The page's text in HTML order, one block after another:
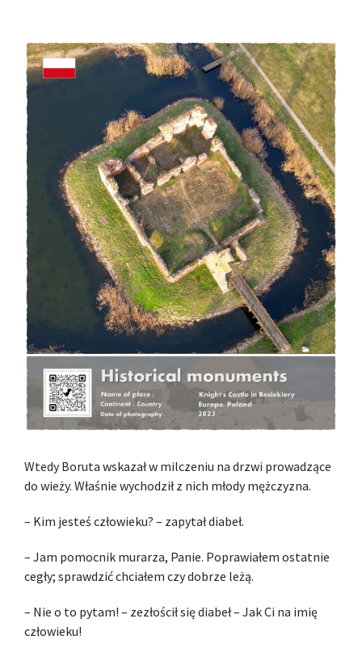
Wtedy Boruta wskazał w milczeniu na drzwi prowadzące
do wieży. Właśnie wychodził z nich młody mężczyzna.
– Kim jesteś człowieku? – zapytał diabeł.
– Jam pomocnik murarza, Panie. Poprawiałem ostatnie
cegły; sprawdzić chciałem czy dobrze leżą.
– Nie o to pytam! – zezłościł się diabeł – Jak Ci na imię
człowieku!